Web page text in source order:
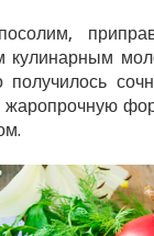
кулинарным
получилось